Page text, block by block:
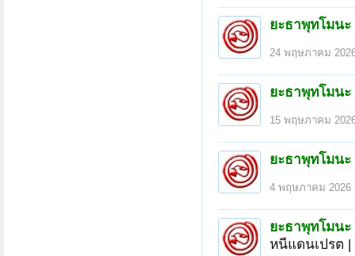
ยะธาพุทโมนะ
24 พฤษภาคม
ยะธาพุทโมนะ
15 พฤษภาคม
ยะธาพุทโมนะ
4 พฤษภาคม 2026
ยะธาพุทโมนะ
หนีแดนเปรต |
< ย้อนกลับ 1 4